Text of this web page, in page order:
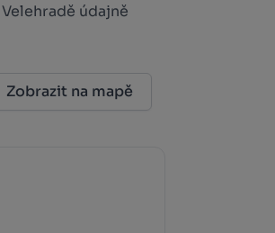
údajně
Zobrazit na mapě